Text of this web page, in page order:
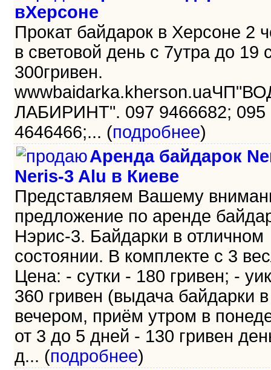
вХерсоне
Прокат байдарок в Херсоне 2
в световой день с 7утра до 19
300гривен.
ЛАБИРИНТ". 097 9466682; 095
4646466;... (подробнее)
Аренда байдарок
Neris-3 Alu в Киеве
Представляем Вашему
предложение по аренде
Нэрис-3. Байдарки в отличном
состоянии. В комплекте с 3
Цена: - сутки - 180 гривен; -
360 гривен (выдача байдарки
вечером, приём утром в
от 3 до 5 дней - 130 гривен
д... (подробнее)